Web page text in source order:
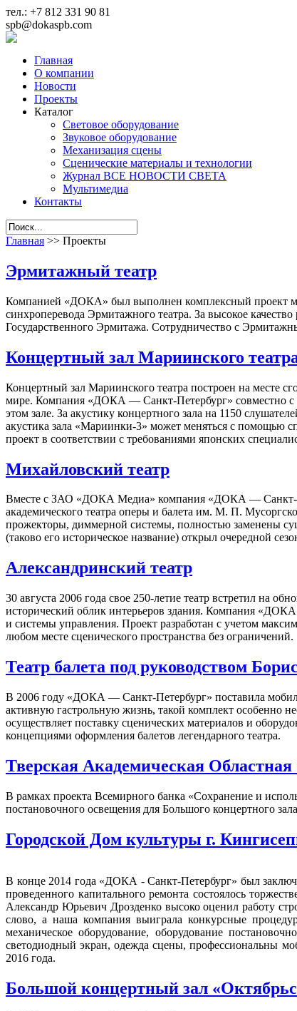
тел.: +7 812 331 90 81
spb@dokaspb.com
Главная
О компании
Новости
Проекты
Каталог
Световое оборудование
Звуковое оборудование
Механизация сцены
Сценические материалы и технологии
Журнал ВСЕ НОВОСТИ СВЕТА
Мультимедиа
Контакты
Главная >> Проекты
Эрмитажный театр
Компанией «ДОКА» был выполнен комплексный проект
синхроперевода Эрмитажного театра. За высокое
Государственного Эрмитажа. Сотрудничество с
Концертный зал Мариинского
Концертный зал Мариинского театра построен на месте
мире. Компания «ДОКА — Санкт-Петербург» совместно с
этом зале. За акустику концертного зала на 1150
акустика зала «Мариинки-3» может меняться с помощью
проект в соответствии с требованиями японских
Михайловский театр
Вместе с ЗАО «ДОКА Медиа» компания «ДОКА — Санкт-
академического театра оперы и балета им. М. П.
прожекторы, диммерной системы, полностью заменены
(таково его историческое название) открыл очередной
Александринский театр
30 августа 2006 года свое 250-летие театр встретил на
исторический облик интерьеров здания. Компания
и системы управления. Проект разработан с учетом
любом месте сценического пространства без ограничений.
Театр балета под руководством
В 2006 году «ДОКА — Санкт-Петербург» поставила
активную гастрольную жизнь, такой комплект
осуществляет поставку сценических материалов и
концепциями оформления балетов легендарного театра.
Тверская Академическая
В рамках проекта Всемирного банка «Сохранение и
постановочного освещения для Большого концертного
Городской Дом культуры г.
В конце 2014 года «ДОКА - Санкт-Петербург» был
проведенного капитального ремонта состоялось
Александр Юрьевич Дрозденко высоко оценил работу
слово, а наша компания выиграла конкурсные
механическое оборудование, оборудование
светодиодный экран, одежда сцены, профессиональны
2016 года.
Большой концертный зал